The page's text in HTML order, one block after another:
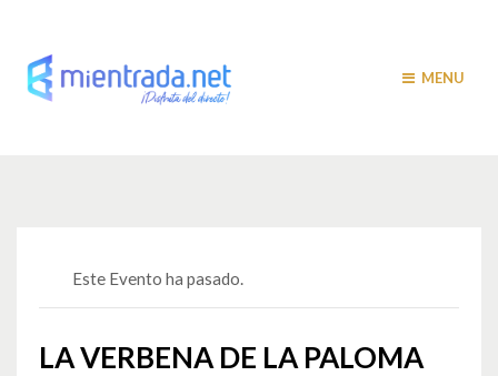
MENU
Este Evento ha pasado.
LA VERBENA DE LA PALOMA